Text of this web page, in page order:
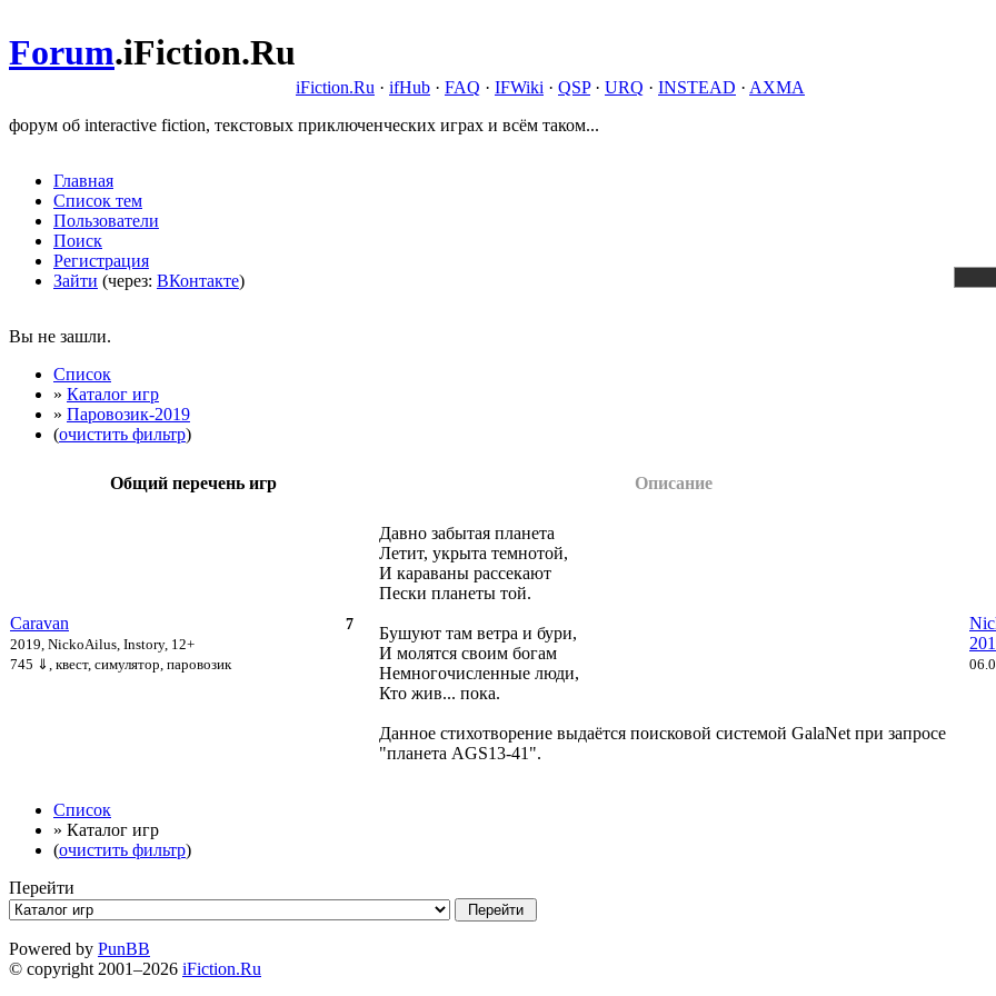
Forum.iFiction.Ru
iFiction.Ru · ifHub · FAQ · IFWiki · QSP· URQ · INSTEAD · AXMA
форум об interactive fiction, текстовых приключенческих играх и всём таком...
Главная
Список тем
Пользователи
Поиск
Регистрация
Зайти (через: ВКонтакте)
Вы не зашли.
Список
» Каталог игр
» Паровозик-2019
(очистить фильтр)
Общий перечень игр Описание
7
Caravan
2019, NickoAilus, Instory, 12+
745 ⇓ , квест, симулятор, паровозик
Давно забытая планета
Летит, укрыта темнотой,
И караваны рассекают
Пески планеты той.
Бушуют там ветра и бури,
И молятся своим богам
Немногочисленные люди,
Кто жив... пока.
Данное стихотворение выдаётся поисковой системой GalaNet при запросе
"планета AGS13-41".
Список
» Каталог игр
(очистить фильтр)
Перейти
Powered by PunBB
© copyright 2001–2026 iFiction.Ru